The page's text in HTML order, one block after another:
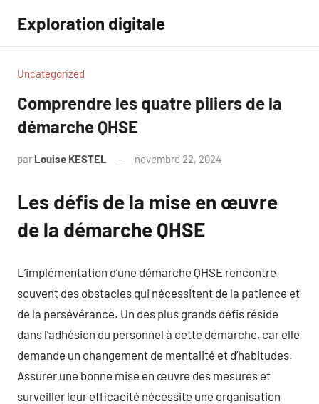
contenu
Exploration digitale
Uncategorized
Comprendre les quatre piliers de la
démarche QHSE
par Louise KESTEL novembre 22, 2024
Les défis de la mise en œuvre
de la démarche QHSE
L’implémentation d’une démarche QHSE rencontre
souvent des obstacles qui nécessitent de la patience et
de la persévérance. Un des plus grands défis réside
dans l’adhésion du personnel à cette démarche, car elle
demande un changement de mentalité et d’habitudes.
Assurer une bonne mise en œuvre des mesures et
surveiller leur efficacité nécessite une organisation